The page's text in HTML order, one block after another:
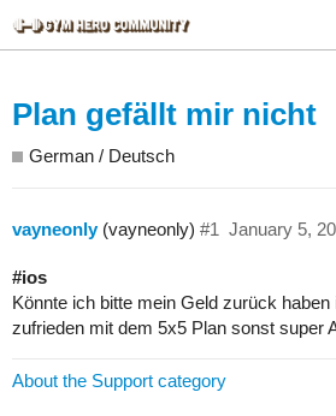
Plan gefällt mir nicht
German / Deutsch
vayneonly(vayneonly) January 5,
#1
#ios
Könnte ich bitte mein Geld zurück
zufrieden mit dem 5x5 Plan sonst super
About the Support category